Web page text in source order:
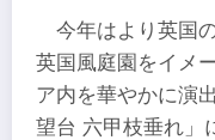
今年はより英国
英国風庭園をイメ
ア内を華やかに演
望台 六甲枝垂れ」